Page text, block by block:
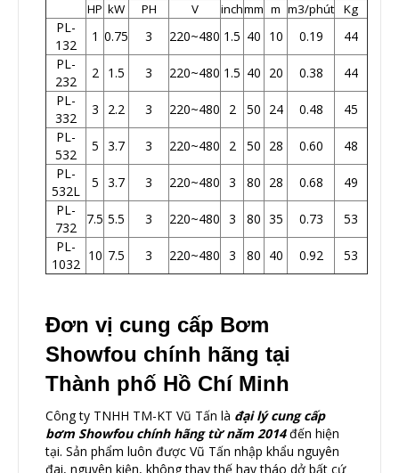
HP kW PH V inchmm m m3/phút Kg
PL-
132
1 0.75 3 220~480 1.5 40 10 0.19
44
PL-
232
2 1.5 3 220~480 1.5 40 20 0.38
44
PL-
332
3 2.2 3 220~480 2 50 24 0.48
45
PL-
532
5 3.7 3 220~480 2 50 28 0.60
48
PL-
532L
5 3.7 3 220~480 3 80 28 0.68
49
PL-
732
7.5 5.5 3 220~480 3 80 35 0.73
53
PL-
1032
10 7.5 3 220~480 3 80 40 0.92 53
Đơn vị cung cấp Bơm
Showfou chính hãng tại
Thành phố Hồ Chí Minh
Công ty TNHH TM-KT Vũ Tấn là đại lý cung cấp
bơm Showfou chính hãng từ năm 2014đến hiện
tại. Sản phẩm luôn được Vũ Tấn nhập khẩu nguyên
đai, nguyên kiện, không thay thế hay tháo dở bất cứ